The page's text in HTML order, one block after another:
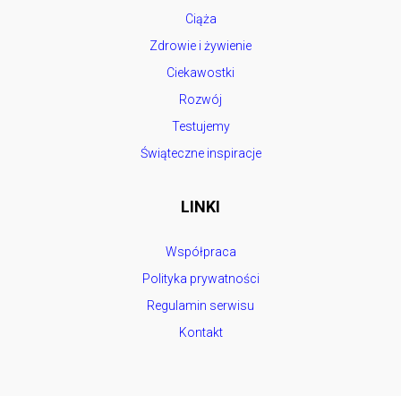
Ciąża
Zdrowie i żywienie
Ciekawostki
Rozwój
Testujemy
Świąteczne inspiracje
LINKI
Współpraca
Polityka prywatności
Regulamin serwisu
Kontakt